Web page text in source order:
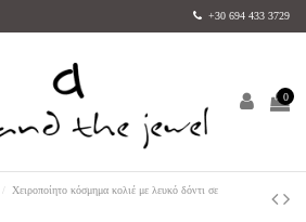
+30 694 433 3729
0
Χειροποίητο κόσμημα κολιέ με λευκό δόντι σε